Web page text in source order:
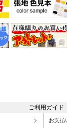
ご利用ガイド
お支払